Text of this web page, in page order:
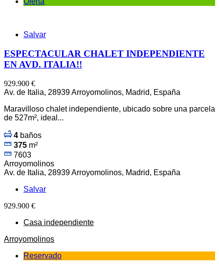
Salvar
ESPECTACULAR CHALET INDEPENDIENTE
EN AVD. ITALIA!!
929.900 €
Av. de Italia, 28939 Arroyomolinos, Madrid, España
Maravilloso chalet independiente, ubicado sobre una parcela
de 527m², ideal...
4 baños
375 m²
7603
Arroyomolinos
Av. de Italia, 28939 Arroyomolinos, Madrid, España
Salvar
929.900 €
Casa independiente
Arroyomolinos
Reservado